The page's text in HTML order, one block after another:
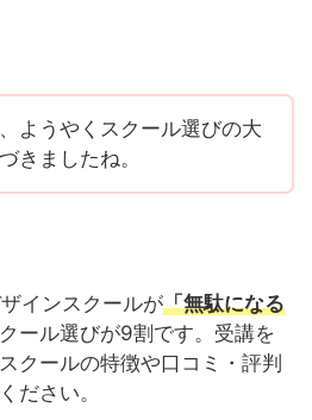
ようやくスクール選びの大
きましたね。
インスクールが「無駄になる
ール選びが9割です。受講を
クールの特徴や口コミ・評判
ださい。